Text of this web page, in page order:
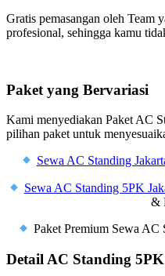
Gratis pemasangan oleh Team
profesional, sehingga kamu
Paket yang Bervariasi
Kami menyediakan Paket AC
pilihan paket untuk
Sewa AC Standing
Sewa AC Standing 5PK
&
Paket Premium Sewa AC
Detail AC Standing 5PK